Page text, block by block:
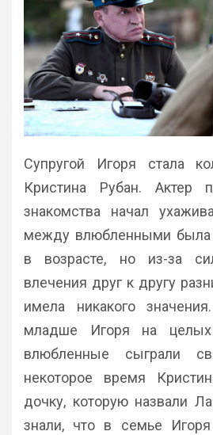
Супругой Игоря стала
Кристина Рубан. Актер
знакомства начал
между влюбленными была
в возрасте, но из-за
влечения друг к другу
имела никакого
младше Игоря на
влюбленные сыграли
некоторое время
дочку, которую назвали
знали, что в семье